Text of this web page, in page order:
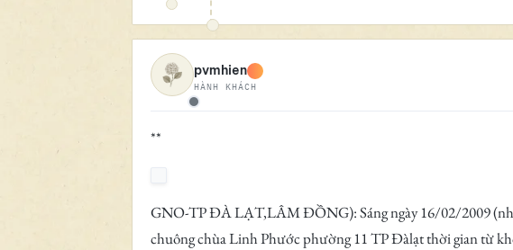
Ngoại tuyến
pvmhien
HÀNH KHÁCH
**
GNO-TP ĐÀ LẠT,LÂM ĐỒNG): Sáng ngày 16/02/2009
chuông chùa Linh Phước phường 11 TP Đàlạt thời gian từ